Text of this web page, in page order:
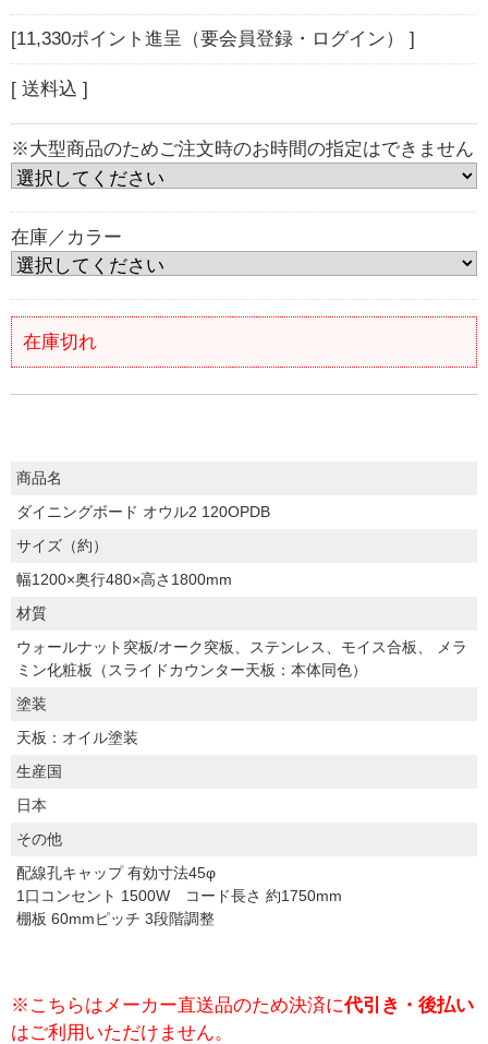
[11,330ポイント進呈（要会員登録・ログイン） ]
[ 送料込 ]
※大型商品のためご注文時のお時間の指定はできません
在庫／カラー
在庫切れ
商品名
ダイニングボード オウル2 120OPDB
サイズ（約）
幅1200×奥行480×高さ1800mm
材質
ウォールナット突板/オーク突板、ステンレス、モイス合板、 メラ
ミン化粧板（スライドカウンター天板：本体同色）
塗装
天板：オイル塗装
生産国
日本
その他
配線孔キャップ 有効寸法45φ
1口コンセント 1500W コード長さ 約1750mm
棚板 60mmピッチ 3段階調整
※こちらはメーカー直送品のため決済に代引き・後払い
はご利用いただけません。